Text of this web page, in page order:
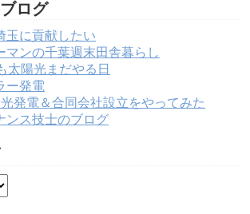
ログ
玉に貢献したい
マンの千葉週末田舎暮らし
太陽光まだやる日
ー発電
発電＆合同会社設立をやってみた
ンス技士のブログ